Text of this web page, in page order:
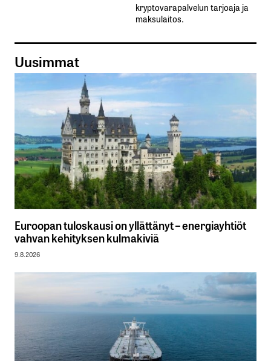
kryptovarapalvelun tarjoaja ja
maksulaitos.
Uusimmat
Euroopan tuloskausi on yllättänyt – energiayhtiöt
vahvan kehityksen kulmakiviä
9.8.2026